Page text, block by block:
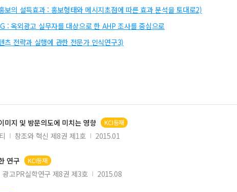
보의 설득효과 : 홍보형태와 메시지초점에 따른 효과 분석을 토대로2)
: 옥외광고 실무자를 대상으로 한 AHP 조사를 중심으로
츠 전략과 실행에 관한 전문가 인식연구3)
미지 및 방문의도에 미치는 영향 KCI등재
창조와 혁신 제8권 제1호 2015.01
연구 KCI등재
광고PR실학연구 제8권 제3호 2015.08